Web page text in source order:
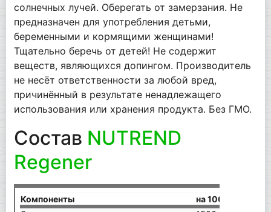
солнечных лучей. Оберегать от замерзания. Не
предназначен для употребления детьми,
беременными и кормящими женщинами!
Тщательно беречь от детей! Не содержит
веществ, являющихся допингом. Производитель
не несёт ответственности за любой вред,
причинённый в результате ненадлежащего
использования или хранения продукта. Без ГМО.
Состав NUTREND
Regener
Компоненты
на 100 г